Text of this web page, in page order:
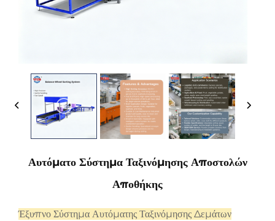
Αυτόματο Σύστημα Ταξινόμησης Αποστολών
Αποθήκης
Έξυπνο Σύστημα Αυτόματης Ταξινόμησης Δεμάτων